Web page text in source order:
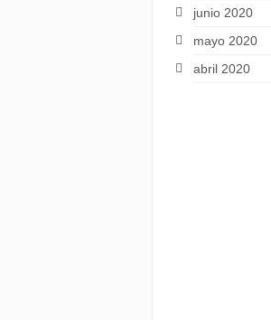
junio 2020
mayo 2020
abril 2020